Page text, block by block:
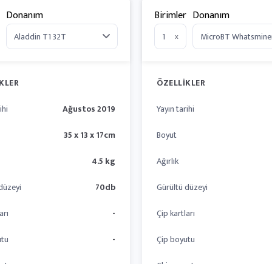
Donanım
Ağustos 2019
35 x 13 x 17cm
4.5 kg
70db
-
-
Birimler
x
Donanım
ÖZELLIKLER
Yayın tarihi
Boyut
Ağırlık
Gürültü düzeyi
Çip kartları
Çip boyutu